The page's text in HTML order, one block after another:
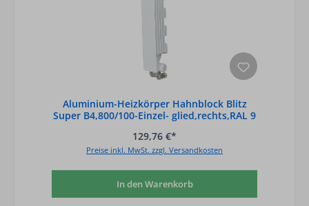
Aluminium-Heizkörper Hahnblock Blitz
Super B4,800/100-Einzel- glied,rechts,RAL 9
129,76 €*
Preise inkl. MwSt. zzgl. Versandkosten
In den Warenkorb